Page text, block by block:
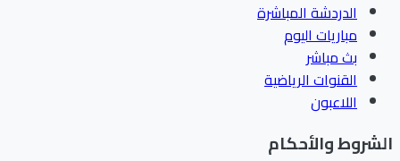
الدردشة المباشرة
مباريات اليوم
بث مباشر
القنوات الرياضية
اللاعبون
والأحكام